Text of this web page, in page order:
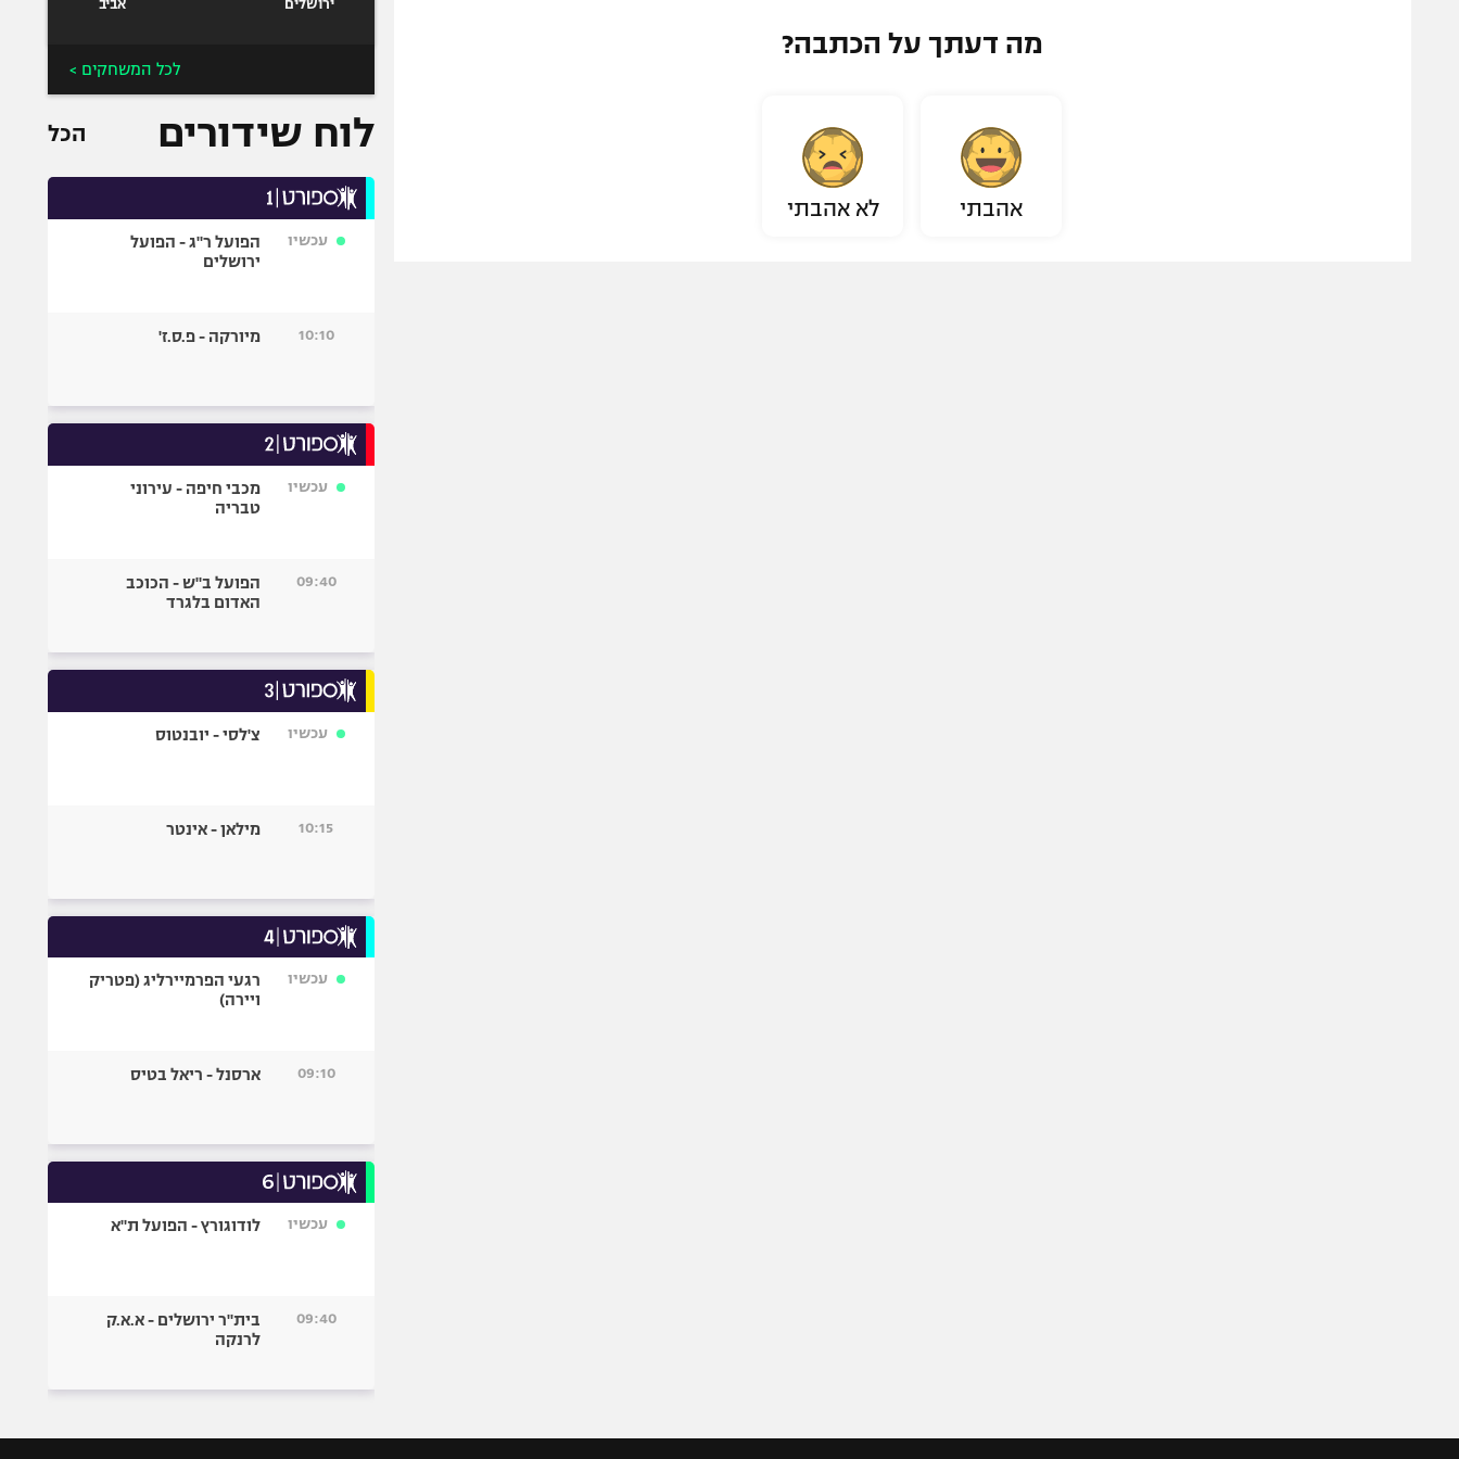
מה דעתך על הכתבה?
אהבתי לא אהבתי
ירושלים אביב
לכל המשחקים >
לוח שידורים הכל
עכשיו
הפועל ר"ג - הפועל
ירושלים
10:10 מיורקה - פ.ס.ז'
עכשיו
מכבי חיפה - עירוני
טבריה
09:40
הפועל ב"ש - הכוכב
האדום בלגרד
עכשיו צ'לסי - יובנטוס
10:15 מילאן - אינטר
עכשיו
רגעי הפרמיירליג (פטריק
ויירה)
09:10 ארסנל - ריאל בטיס
עכשיו לודוגורץ - הפועל ת"א
09:40
בית"ר ירושלים - א.א.ק
לרנקה